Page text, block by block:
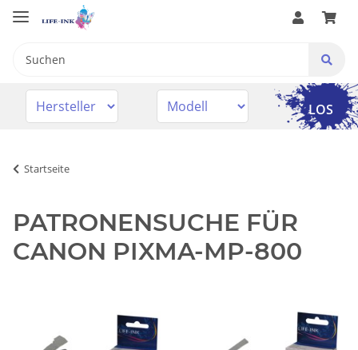
LOS
Startseite
PATRONENSUCHE FÜR
CANON PIXMA-MP-800